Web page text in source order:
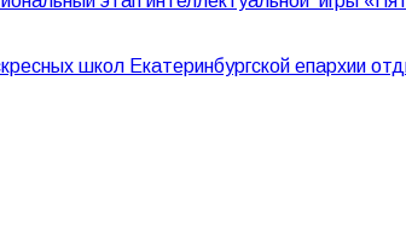
школ Екатеринбургской епархии